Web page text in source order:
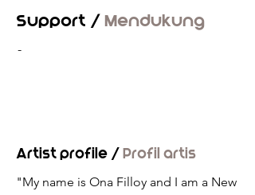
Support /Mendukung
-
Artist profile /Profil artis
"My name is Ona Filloy and I am a New